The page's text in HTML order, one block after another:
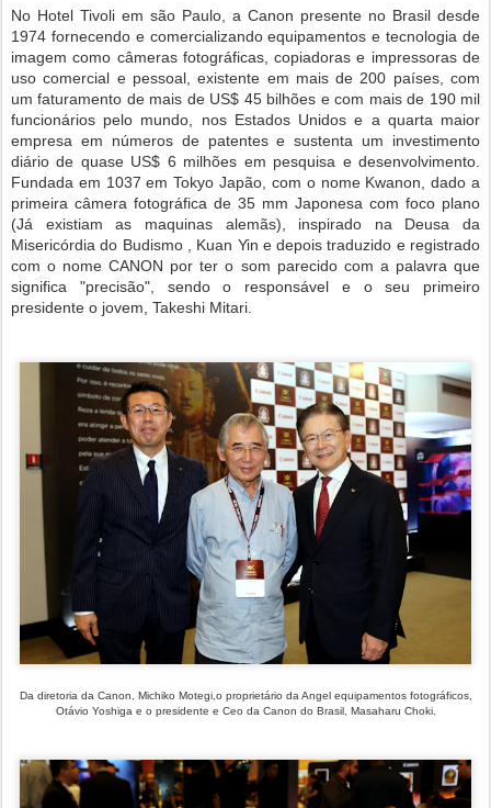
No Hotel Tivoli em são Paulo, a Canon presente no Brasil desde
1974 fornecendo e comercializando equipamentos e tecnologia de
imagem como câmeras fotográficas, copiadoras e impressoras de
uso comercial e pessoal, existente em mais de 200 países, com
um faturamento de mais de US$ 45 bilhões e com mais de 190 mil
funcionários pelo mundo, nos Estados Unidos e a quarta maior
empresa em números de patentes e sustenta um investimento
diário de quase US$ 6 milhões em pesquisa e desenvolvimento.
Fundada em 1037 em Tokyo Japão, com o nome Kwanon, dado a
primeira câmera fotográfica de 35 mm Japonesa com foco plano
(Já existiam as maquinas alemãs), inspirado na Deusa da
Misericórdia do Budismo , Kuan Yin e depois traduzido e registrado
com o nome CANON por ter o som parecido com a palavra que
significa "precisão", sendo o responsável e o seu primeiro
presidente o jovem, Takeshi Mitari.
Da diretoria da Canon, Michiko Motegi,o proprietário da Angel equipamentos fotográficos,
Otávio Yoshiga e o presidente e Ceo da Canon do Brasil, Masaharu Choki.